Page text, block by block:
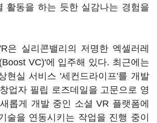
활동을 하는 듯한 실감나는 경험을
은 실리콘밸리의 저명한 엑셀러레
VC)'에 입주해 있다. 최근에는
현실 서비스 '세컨드라이프'를 개발
업자 필립 로즈데일을 고문으로 영
롭게 개발 중인 소셜 VR 플랫폼에
술을 연동시키는 작업을 진행 중이